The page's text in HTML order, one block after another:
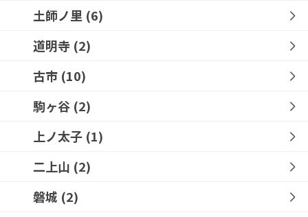
土師ノ里 (6)
道明寺 (2)
古市 (10)
駒ヶ谷 (2)
上ノ太子 (1)
二上山 (2)
磐城 (2)